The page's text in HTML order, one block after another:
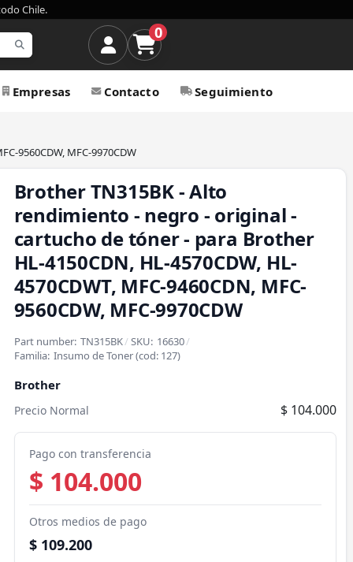
Chile.
0
Empresas Contacto Seguimiento
9560CDW, MFC-9970CDW
Brother TN315BK - Alto
rendimiento - negro - original -
cartucho de tóner - para Brother
HL-4150CDN, HL-4570CDW, HL-
4570CDWT, MFC-9460CDN, MFC-
9560CDW, MFC-9970CDW
Part number: TN315BK/SKU: 16630/
Familia: Insumo de Toner(cod: 127)
Brother
Precio Normal $ 104.000
Pago con transferencia
$ 104.000
Otros medios de pago
$ 109.200